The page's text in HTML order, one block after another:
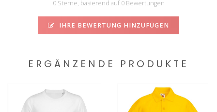
0 Sterne, basierend auf 0 Bewertungen
IHRE BEWERTUNG HINZUFÜGEN
ERGÄNZENDE PRODUKTE